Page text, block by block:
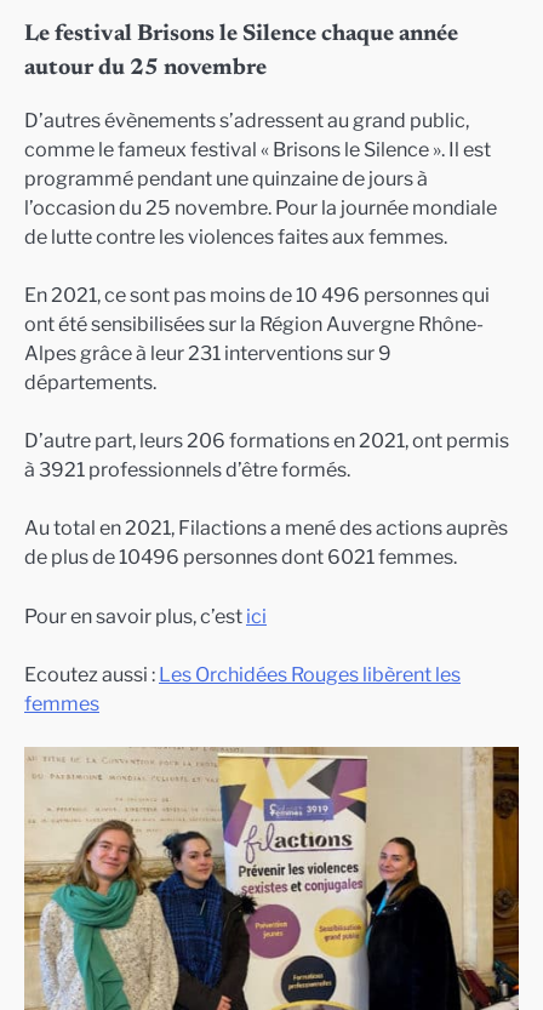
Le festival Brisons le Silence chaque année
autour du 25 novembre
D’autres évènements s’adressent au grand public,
comme le fameux festival « Brisons le Silence ». Il est
programmé pendant une quinzaine de jours à
l’occasion du 25 novembre. Pour la journée mondiale
de lutte contre les violences faites aux femmes.
En 2021, ce sont pas moins de 10 496 personnes qui
ont été sensibilisées sur la Région Auvergne Rhône-
Alpes grâce à leur 231 interventions sur 9
départements.
D’autre part, leurs 206 formations en 2021, ont permis
à 3921 professionnels d’être formés.
Au total en 2021, Filactions a mené des actions auprès
de plus de 10496 personnes dont 6021 femmes.
Pour en savoir plus, c’est ici
Ecoutez aussi : Les Orchidées Rouges libèrent les
femmes